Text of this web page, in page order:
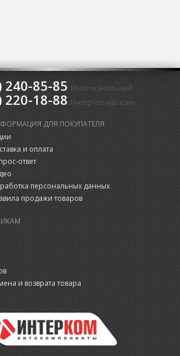
240-85-85 Многоканальный
220-18-88 Интернет-магазин
ДЛЯ ПОКУПАТЕЛЯ
и оплата
ответ
персональных данных
продажи товаров
и возврата товара